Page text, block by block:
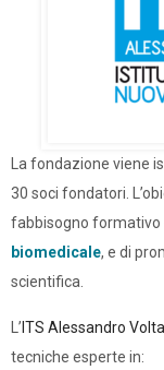
La fondazione viene
30 soci fondatori.
fabbisogno formativo
biomedicale, e di
scientifica.
L’ ITS Alessandro Volta
tecniche esperte in: